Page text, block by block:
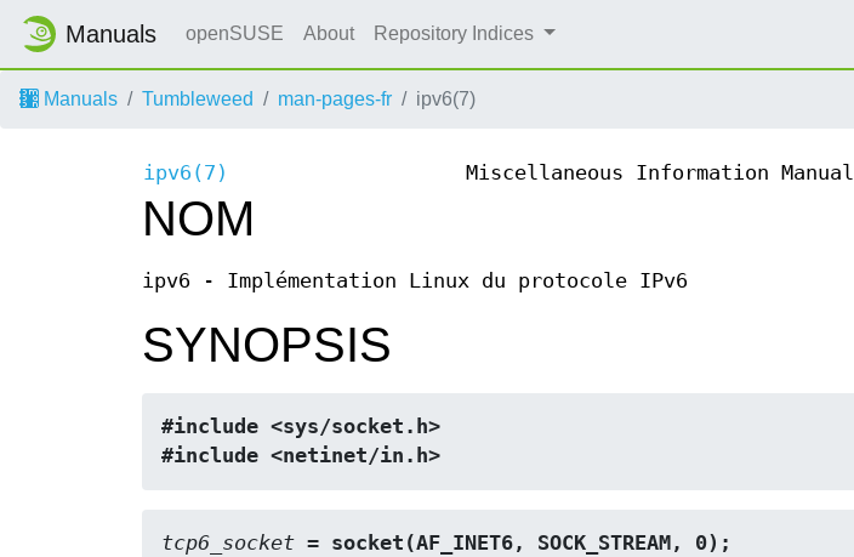
Manuals openSUSE About Repository Indices
Manuals Tumbleweed man-pages-fr ipv6(7)
ipv6(7) Miscellaneous Information Manual
NOM
ipv6 - Implémentation Linux du protocole IPv6
SYNOPSIS
#include <sys/socket.h>
#include <netinet/in.h>
tcp6_socket = socket(AF_INET6, SOCK_STREAM, 0);